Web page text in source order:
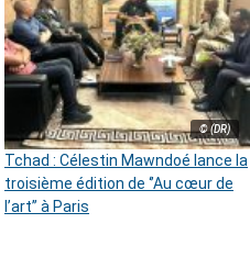
© (DR)
Tchad : Célestin Mawndoé lance la
troisième édition de ‘’Au cœur de
l’art’’ à Paris